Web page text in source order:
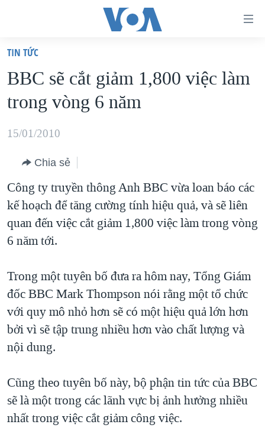
truy
cập
Tới
dung
chính
điều
hướng
chính
Đi
"Tìm"
VIỆT NAM
HOA KỲ
BIỂN ĐÔNG
BLOG
DIỄN ĐÀN
MỤC
TỰ DO BÁO CHÍ
NGƯỜI VIỆT HẢI NGOẠI
ĐỜI SỐNG
KINH TẾ
KHOA HỌC
VĂN HOÁ
THỂ THAO
GIÁO DỤC
CHUYÊN ĐỀ
HÀNH TRÌNH BẦU CỬ 2024
MỘT NĂM CHIẾN TRANH TẠI DẢI GAZA
GIẢI MÃ VÀNH ĐAI & CON ĐƯỜNG
NGÀY TỊ NẠN THẾ GIỚI
GROUND ZERO – XƯA VÀ NAY
CHI PHÍ CHIẾN TRANH AFGHANISTAN
VIDEO
NGHE
MẠNG XÃ HỘI
Ngôn ngữ khác
TIN TỨC
BBC sẽ cắt giảm 1,800 việc làm
trong vòng 6 năm
15/01/2010
Chia sẻ
Công ty truyền thông Anh BBC vừa loan báo các
kế hoạch để tăng cường tính hiệu quả, và sẽ liên
quan đến việc cắt giảm 1,800 việc làm trong vòng
6 năm tới.
Trong một tuyên bố đưa ra hôm nay, Tổng Giám
đốc BBC Mark Thompson nói rằng một tổ chức
với quy mô nhỏ hơn sẽ có một hiệu quả lớn hơn
bởi vì sẽ tập trung nhiều hơn vào chất lượng và
nội dung.
Cũng theo tuyên bố này, bộ phận tin tức của BBC
sẽ là một trong các lãnh vực bị ảnh hưởng nhiều
nhất trong việc cắt giảm công việc.